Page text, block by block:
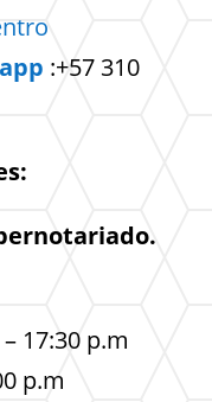
:+57 310
17:30 p.m
p.m